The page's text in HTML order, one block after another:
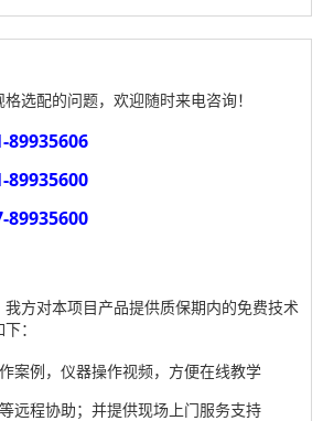
选配的问题，欢迎随时来电咨询！
89935606
89935600
89935600
方对本项目产品提供质保期内的免费技术
：
案例，仪器操作视频，方便在线教学
远程协助；并提供现场上门服务支持